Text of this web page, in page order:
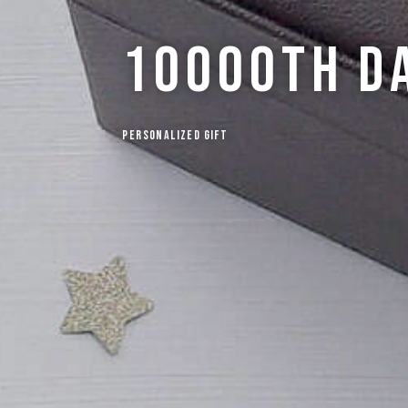
10000th
Personalized Gift